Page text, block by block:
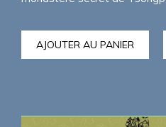
AJOUTER AU PANIER